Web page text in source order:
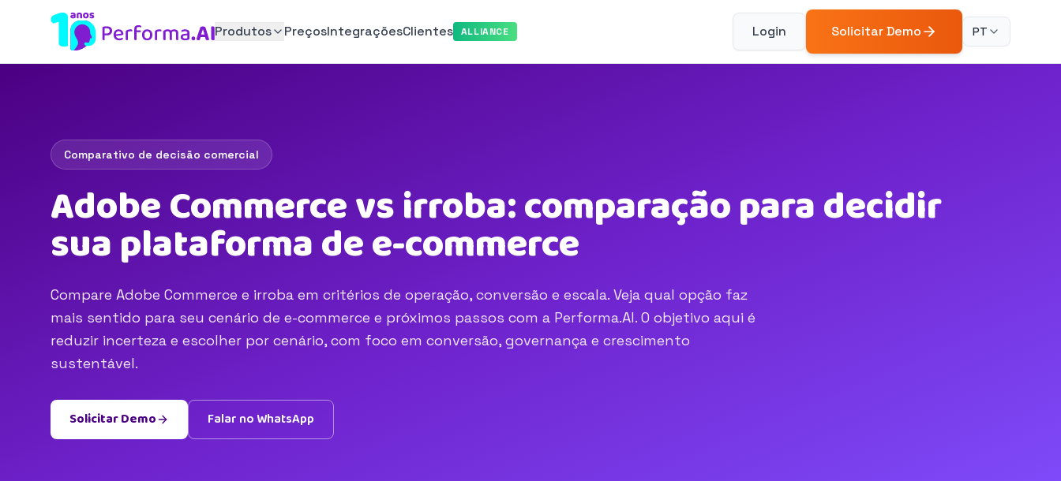
Produtos PreçosIntegraçõesClientes ALLIANCE Login Solicitar Demo PT
Comparativo de decisão comercial
Adobe Commerce vs irroba: comparação para decidir
sua plataforma de e-commerce
Compare Adobe Commerce e irroba em critérios de operação, conversão e escala. Veja qual opção faz
mais sentido para seu cenário de e-commerce e próximos passos com a Performa.AI. O objetivo aqui é
reduzir incerteza e escolher por cenário, com foco em conversão, governança e crescimento
sustentável.
Solicitar Demo Falar no WhatsApp